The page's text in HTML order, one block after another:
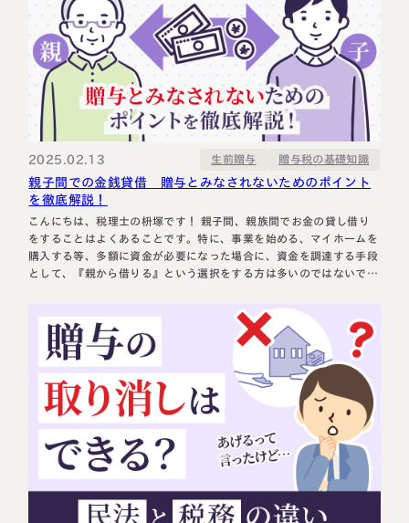
ラティス青山スクエア2階
大阪事務所
〒530-0017
大阪府大阪市北区角田町8番47号
阪急グランドビル20階
Access
名古屋事務所
450-0002
知県名古屋市中村区名駅三丁目28
Access
大宮事務所
〒330-0854
埼玉県さいたま市大宮区桜木町一丁目
195番地1
大宮ソラミチKOZ4階
Access
2025.02.13 生前贈与 贈与税の基礎知識
親子間での金銭貸借 贈与とみなされないためのポイント
を徹底解説！
こんにちは、税理士の枡塚です！ 親子間、親族間でお金の貸し借り
をすることはよくあることです。特に、事業を始める、マイホームを
購入する等、多額に資金が必要になった場合に、資金を調達する手段
として、『親から借りる』という選択をする方は多いのではないでし
ど、贈与と取り扱われ、贈与税が課税される可能性があります。 親
子間の金銭の貸借は…